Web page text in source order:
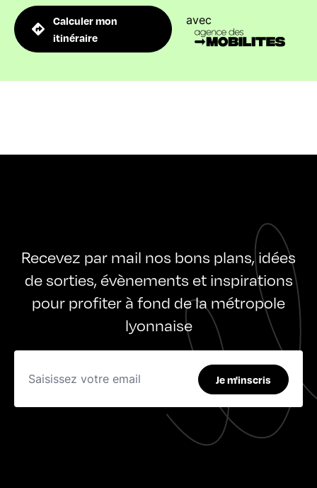
Calculer mon
itinéraire
avec
Recevez par mail nos bons plans, idées
de sorties, évènements et inspirations
pour profiter à fond de la métropole
lyonnaise
Je m'inscris